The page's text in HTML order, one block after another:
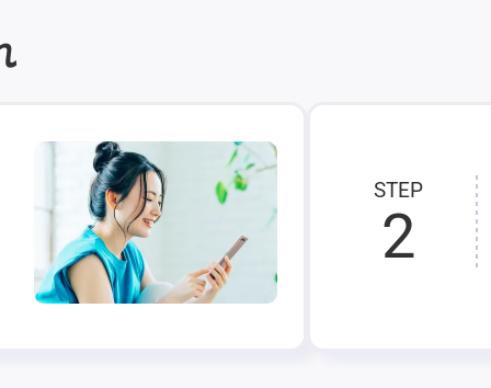
STEP
2